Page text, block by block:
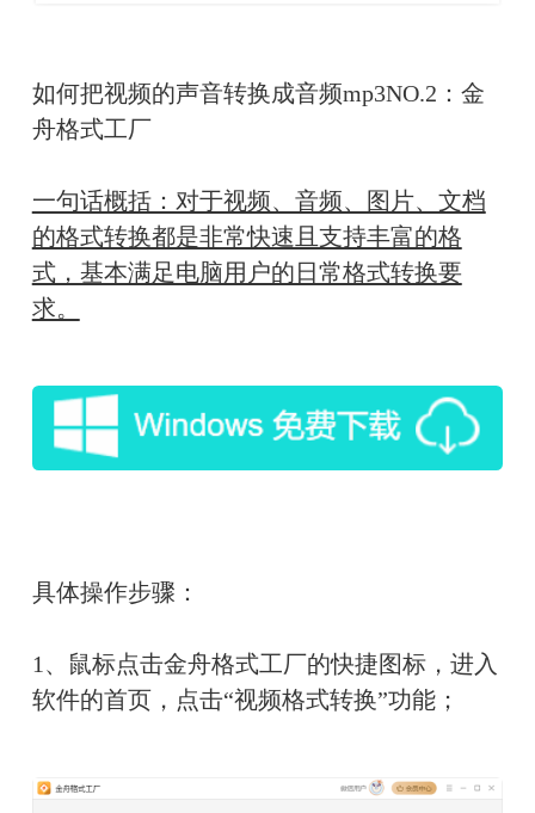
如何把视频的声音转换成音频mp3NO.2：金
舟格式工厂
一句话概括：对于视频、音频、图片、文档
的格式转换都是非常快速且支持丰富的格
式，基本满足电脑用户的日常格式转换要
求。
具体操作步骤：
1、鼠标点击金舟格式工厂的快捷图标，进入
软件的首页，点击“视频格式转换”功能；